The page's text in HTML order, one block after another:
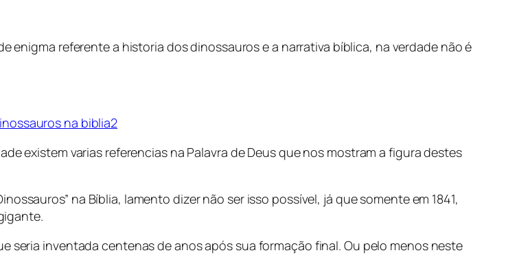
enigma referente a historia dos dinossauros e a narrativa bíblica, na verdade não é
existem varias referencias na Palavra de Deus que nos mostram a figura destes
na Bíblia, lamento dizer não ser isso possível, já que somente em 1841,
seria inventada centenas de anos após sua formação final. Ou pelo menos neste